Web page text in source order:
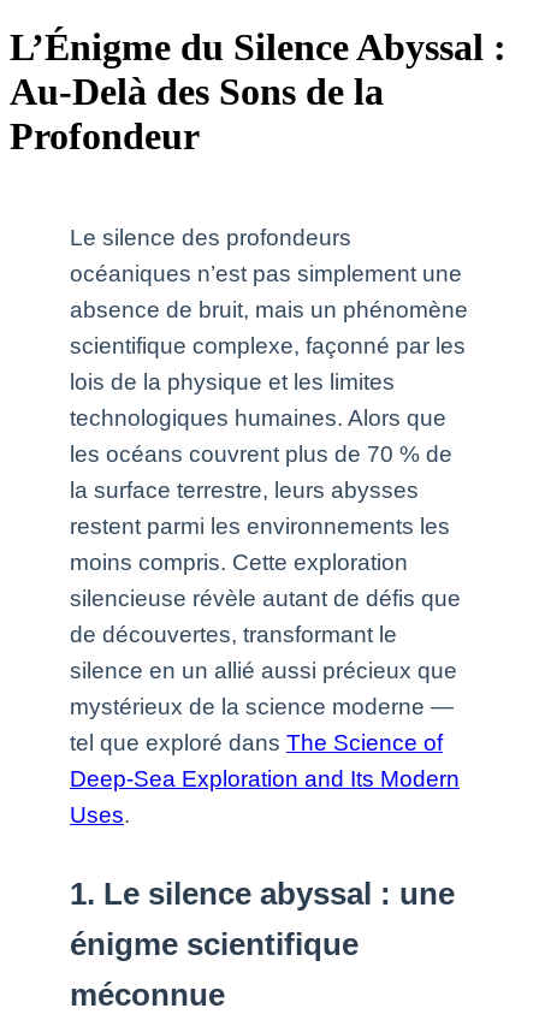
L’Énigme du Silence Abyssal :
Au-Delà des Sons de la
Profondeur
Le silence des profondeurs
océaniques n’est pas simplement une
absence de bruit, mais un phénomène
scientifique complexe, façonné par les
lois de la physique et les limites
technologiques humaines. Alors que
les océans couvrent plus de 70 % de
la surface terrestre, leurs abysses
restent parmi les environnements les
moins compris. Cette exploration
silencieuse révèle autant de défis que
de découvertes, transformant le
silence en un allié aussi précieux que
mystérieux de la science moderne —
tel que exploré dans The Science of
Deep-Sea Exploration and Its Modern
Uses.
1. Le silence abyssal : une
énigme scientifique
méconnue